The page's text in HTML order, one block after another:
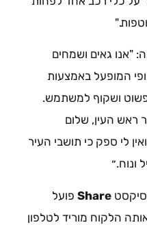
"אנו גאים ושמחים
המופעל באמצעות
ושקוף למשתמש.
ראש העין, שלום
לי ספק כי תושבי העיר
ונוח.״
פועל
הלקוח מוריד לטלפון